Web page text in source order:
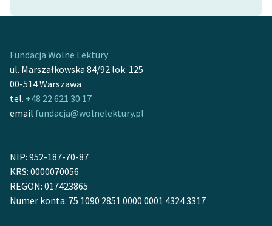
Logotypy
Polityka prywatności
Regulamin biblioteki
Dane fundacji i
Regulamin darowizn
Informacja o treściach
wrażliwych
Fundacja Wolne Lektury
ul. Marszałkowska 84/92 lok. 125
00-514 Warszawa
tel. +48 22 621 30 17
email fundacja@wolnelektury.pl
NIP: 952-187-70-87
KRS: 0000070056
REGON: 017423865
Numer konta: 75 1090 2851 0000 0001 4324 3317